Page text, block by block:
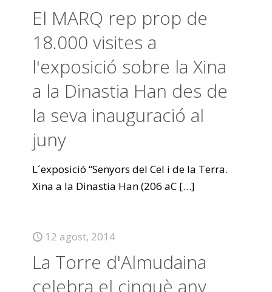
El MARQ rep prop de
18.000 visites a
l'exposició sobre la Xina
a la Dinastia Han des de
la seva inauguració al
juny
L´exposició “Senyors del Cel i de la Terra.
Xina a la Dinastia Han (206 aC […]
12 agost, 2014
La Torre d'Almudaina
celebra el cinquè any